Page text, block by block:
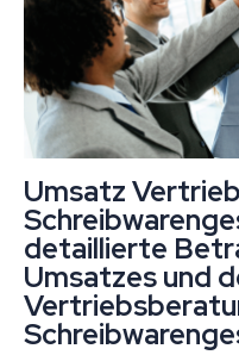
Umsatz
detaillierte
Umsatzes und